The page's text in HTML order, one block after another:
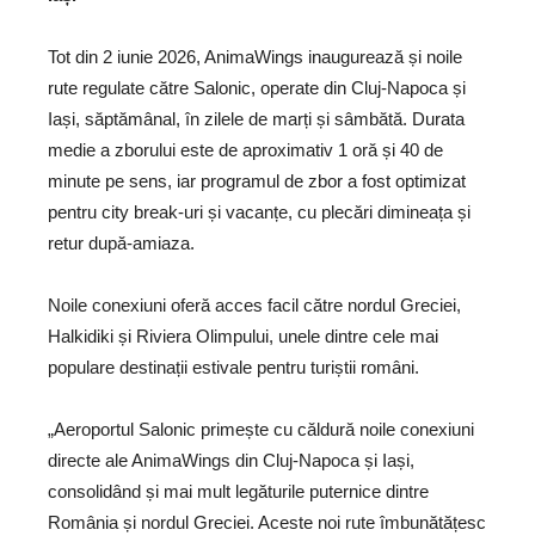
Tot din 2 iunie 2026, AnimaWings inaugurează și noile
rute regulate către Salonic, operate din Cluj-Napoca și
Iași, săptămânal, în zilele de marți și sâmbătă. Durata
medie a zborului este de aproximativ 1 oră și 40 de
minute pe sens, iar programul de zbor a fost optimizat
pentru city break-uri și vacanțe, cu plecări dimineața și
retur după-amiaza.
Noile conexiuni oferă acces facil către nordul Greciei,
Halkidiki și Riviera Olimpului, unele dintre cele mai
populare destinații estivale pentru turiștii români.
„Aeroportul Salonic primește cu căldură noile conexiuni
directe ale AnimaWings din Cluj-Napoca și Iași,
consolidând și mai mult legăturile puternice dintre
România și nordul Greciei. Aceste noi rute îmbunătățesc